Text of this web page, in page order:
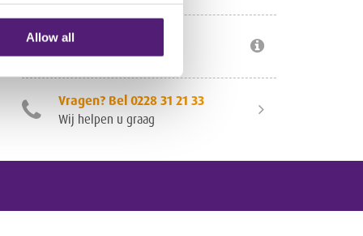
Allow allVeilig betalen
Lees meer
Vragen? Bel 0228 31 21 33
Wij helpen u graag